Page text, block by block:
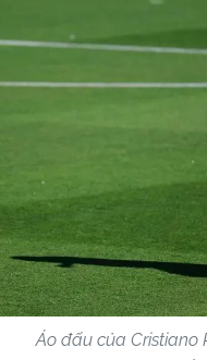
Áo đấu của Cristiano